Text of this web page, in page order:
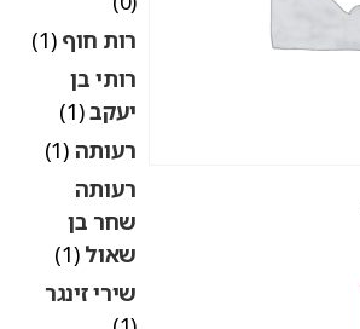
רות חוף(1)
רותי בן
יעקב(1)
רעותה(1)
רעותה
שחר בן
שאול(1)
שירי זינגר